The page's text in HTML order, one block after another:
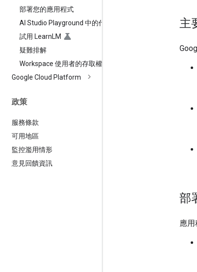
部署您的應用程式
AI Studio Playground 中的代理
試用 LearnLM
疑難排解
Workspace 使用者的存取權
Google Cloud Platform
政策
服務條款
可用地區
監控濫用情形
意見回饋資訊
主
部
應用